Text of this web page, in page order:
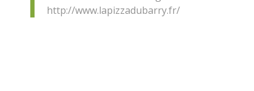
http://www.lapizzadubarry.fr/